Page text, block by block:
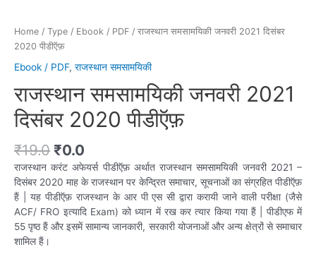
Home / Type / Ebook / PDF / राजस्थान समसामयिकी जनवरी 2021 दिसंबर
2020 पीडीऍफ़
Ebook / PDF, राजस्थान समसामयिकी
राजस्थान समसामयिकी जनवरी 2021
दिसंबर 2020 पीडीऍफ़
₹19.0 ₹0.0
राजस्थान करंट अफेयर्स पीडीऍफ़ अर्थात राजस्थान समसामयिकी जनवरी 2021 –
दिसंबर 2020 माह के राजस्थान पर केन्द्रित समाचार, सूचनाओं का संग्रहित पीडीऍफ़
हैं | यह पीडीऍफ़ राजस्थान के आर पी एस सी द्वारा करायी जाने वाली परीक्षा (जैसे
ACF/ FRO इत्यादि Exam) को ध्यान में रख कर त्यार किया गया हैं | पीडीएफ में
55 पृष्ठ हैं और इसमें सामान्य जानकारी, सरकारी योजनाओं और अन्य क्षेत्रों से समाचार
शामिल हैं।